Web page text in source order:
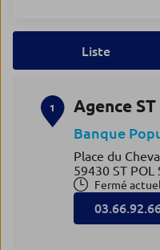
Liste
1 Agence ST
Banque
Place du
59430 ST POL
Fermé